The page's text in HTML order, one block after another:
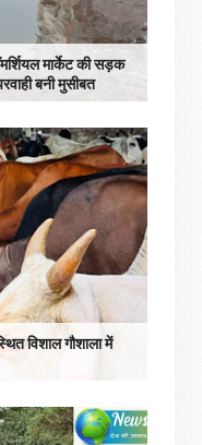
मार्केट की सड़क
बनी मुसीबत
विशाल गौशाला में